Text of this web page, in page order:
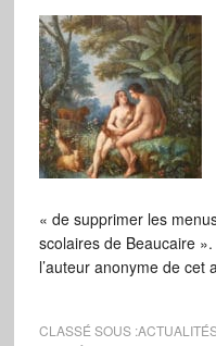
« de supprimer les
scolaires de Beaucaire
l’auteur anonyme de cet
CLASSÉ SOUS :